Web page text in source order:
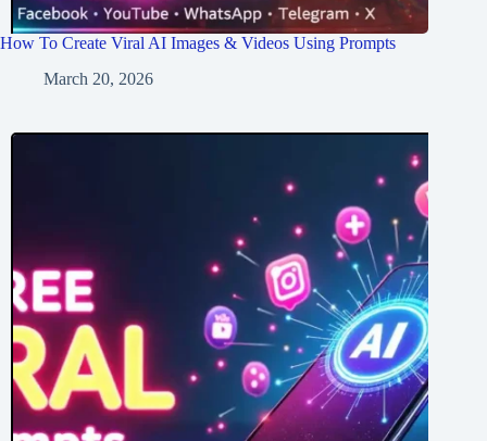
How To Create Viral AI Images & Videos Using Prompts
March 20, 2026